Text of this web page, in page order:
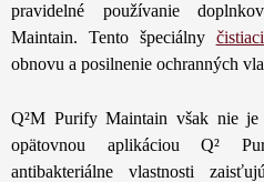
pravidelné používanie
Maintain. Tento špeciálny
obnovu a posilnenie ochranných
Q²M Purify Maintain však nie
opätovnou aplikáciou Q²
antibakteriálne vlastnosti